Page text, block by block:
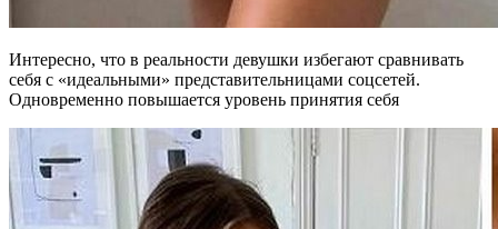
Интересно, что в реальности девушки избегают сравнивать
себя с «идеальными» представительницами соцсетей.
Одновременно повышается уровень принятия себя